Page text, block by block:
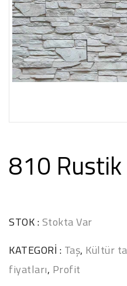
810 Rustik
STOK :Stokta Var
KATEGORI : Taş, Kültür
fiyatları, Profit